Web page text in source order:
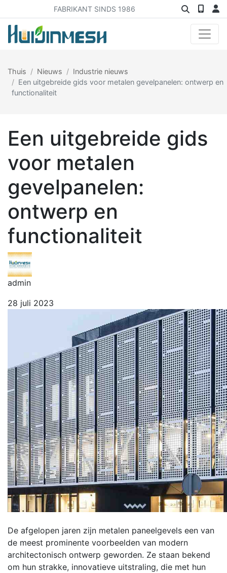
FABRIKANT SINDS 1986
Thuis Nieuws
Industrie nieuws
Een uitgebreide gids voor metalen gevelpanelen: ontwerp en
functionaliteit
Een uitgebreide gids
voor metalen
gevelpanelen:
ontwerp en
functionaliteit
admin
28 juli 2023
De afgelopen jaren zijn metalen paneelgevels een van
de meest prominente voorbeelden van modern
architectonisch ontwerp geworden. Ze staan ​​bekend
om hun strakke, innovatieve uitstraling, die met hun